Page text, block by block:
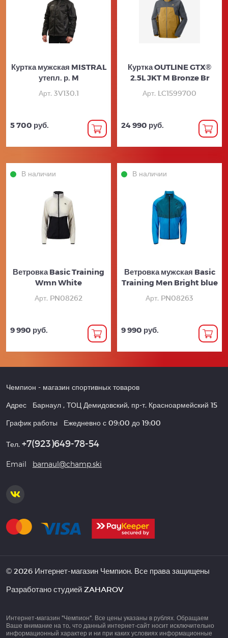
Куртка мужская MISTRAL
утепл. р. M
Арт. 3V130.1
5 700 руб.
Куртка OUTLINE GTX®
2.5L JKT M Bronze Br
Арт. LC1599700
24 990 руб.
В наличии
Ветровка Basic Training
Wmn White
Арт. PN08262
9 990 руб.
В наличии
Ветровка мужская Basic
Training Men Bright blue
Арт. PN08263
9 990 руб.
Чемпион - магазин спортивных товаров
Адрес Барнаул , ТОЦ Демидовский, пр-т. Красноармейский 15
График работы Ежедневно с 09:00 до 19:00
Тел. +7(923)649-78-54
Email barnaul@champ.ski
© 2026 Интернет-магазин Чемпион. Все права защищены
Разработано студией ZAHAROV
Интернет-магазин "Чемпион". Все цены указаны в рублях. Обращаем
Ваше внимание на то, что данный интернет-сайт носит исключительно
информационный характер и ни при каких условиях информационные